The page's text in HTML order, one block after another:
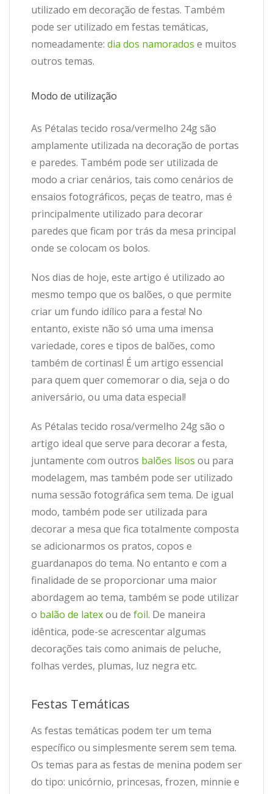
utilizado em decoração de festas. Também
pode ser utilizado em festas temáticas,
nomeadamente: dia dos namorados e muitos
outros temas.
Modo de utilização
As Pétalas tecido rosa/vermelho 24g são
amplamente utilizada na decoração de portas
e paredes. Também pode ser utilizada de
modo a criar cenários, tais como cenários de
ensaios fotográficos, peças de teatro, mas é
principalmente utilizado para decorar
paredes que ficam por trás da mesa principal
onde se colocam os bolos.
Nos dias de hoje, este artigo é utilizado ao
mesmo tempo que os balões, o que permite
criar um fundo idílico para a festa! No
entanto, existe não só uma uma imensa
variedade, cores e tipos de balões, como
também de cortinas! É um artigo essencial
para quem quer comemorar o dia, seja o do
aniversário, ou uma data especial!
As Pétalas tecido rosa/vermelho 24g são o
artigo ideal que serve para decorar a festa,
juntamente com outros balões lisos ou para
modelagem, mas também pode ser utilizado
numa sessão fotográfica sem tema. De igual
modo, também pode ser utilizada para
decorar a mesa que fica totalmente composta
se adicionarmos os pratos, copos e
guardanapos do tema. No entanto e com a
finalidade de se proporcionar uma maior
abordagem ao tema, também se pode utilizar
o balão de latexou de foil. De maneira
idêntica, pode-se acrescentar algumas
decorações tais como animais de peluche,
folhas verdes, plumas, luz negra etc.
Festas Temáticas
As festas temáticas podem ter um tema
específico ou simplesmente serem sem tema.
Os temas para as festas de menina podem ser
do tipo: unicórnio, princesas, frozen, minnie e